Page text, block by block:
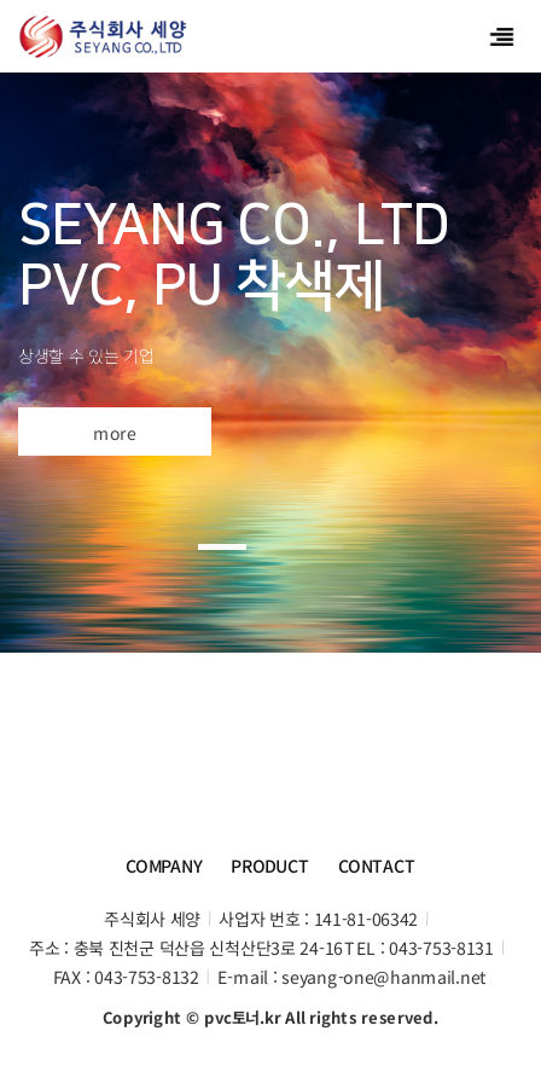
SEYANG CO., LTD
PVC, PU 착색제
상생할 수 있는 기업
more
COMPANY PRODUCT CONTACT
주식회사 세양
사업자 번호 : 141-81-06342
주소 : 충북 진천군 덕산읍 신척산단3로 24-16TEL : 043-753-8131
FAX : 043-753-8132
E-mail : seyang-one@hanmail.net
Copyright © pvc토너.kr All rights reserved.